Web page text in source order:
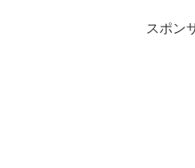
スポン